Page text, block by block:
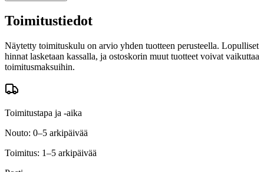
Toimitustiedot
Näytetty toimituskulu on arvio yhden tuotteen perusteella. Lopulliset
hinnat lasketaan kassalla, ja ostoskorin muut tuotteet voivat vaikuttaa
toimitusmaksuihin.
Toimitustapa ja -aika
Nouto: 0–5 arkipäivää
Toimitus: 1–5 arkipäivää